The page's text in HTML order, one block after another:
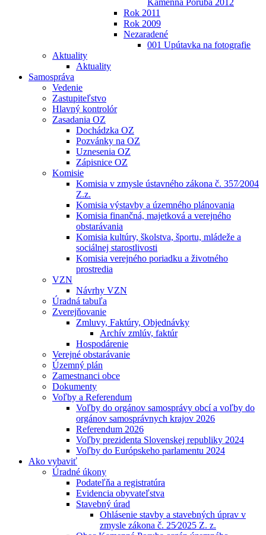
Kamenná Poruba 2012
Rok 2011
Rok 2009
Nezaradené
001 Upútavka na fotografie
Aktuality
Aktuality
Samospráva
Vedenie
Zastupiteľstvo
Hlavný kontrolór
Zasadania OZ
Dochádzka OZ
Pozvánky na OZ
Uznesenia OZ
Zápisnice OZ
Komisie
Komisia v zmysle ústavného zákona č. 357⁄2004
Z.z.
Komisia výstavby a územného plánovania
Komisia finančná, majetková a verejného
obstarávania
Komisia kultúry, školstva, športu, mládeže a
sociálnej starostlivosti
Komisia verejného poriadku a životného
prostredia
VZN
Návrhy VZN
Úradná tabuľa
Zverejňovanie
Zmluvy, Faktúry, Objednávky
Archív zmlúv, faktúr
Hospodárenie
Verejné obstarávanie
Územný plán
Zamestnanci obce
Dokumenty
Voľby a Referendum
Voľby do orgánov samosprávy obcí a voľby do
orgánov samosprávnych krajov 2026
Referendum 2026
Voľby prezidenta Slovenskej republiky 2024
Voľby do Európskeho parlamentu 2024
Ako vybaviť
Úradné úkony
Podateľňa a registratúra
Evidencia obyvateľstva
Stavebný úrad
Ohlásenie stavby a stavebných úprav v
zmysle zákona č. 25⁄2025 Z. z.